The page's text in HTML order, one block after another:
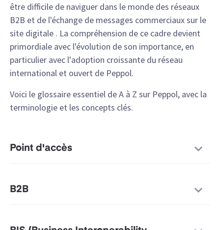
être difficile de naviguer dans le monde des réseaux
B2B et de l'échange de messages commerciaux sur le
site digitale . La compréhension de ce cadre devient
primordiale avec l'évolution de son importance, en
particulier avec l'adoption croissante du réseau
international et ouvert de Peppol.
Voici le glossaire essentiel de A à Z sur Peppol, avec la
terminologie et les concepts clés.
Point d'accès
B2B